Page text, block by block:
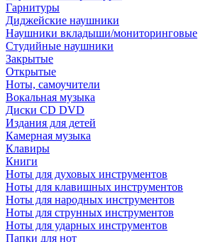
Гарнитуры
Диджейские наушники
Наушники вкладыши/мониторинговые
Студийные наушники
Закрытые
Открытые
Ноты, самоучители
Вокальная музыка
Диски CD DVD
Издания для детей
Камерная музыка
Клавиры
Книги
Ноты для духовых инструментов
Ноты для клавишных инструментов
Ноты для народных инструментов
Ноты для струнных инструментов
Ноты для ударных инструментов
Папки для нот